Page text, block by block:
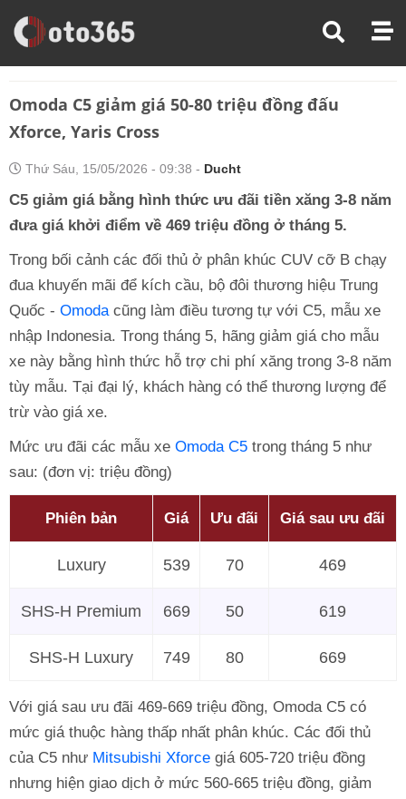
Trang Chủ
Thị Trường Xe
Omoda C5 giảm giá 50-80 triệu đồng đấu
Xforce, Yaris Cross
Thứ Sáu, 15/05/2026 - 09:38 - Ducht
C5 giảm giá bằng hình thức ưu đãi tiền xăng 3-8 năm
đưa giá khởi điểm về 469 triệu đồng ở tháng 5.
Trong bối cảnh các đối thủ ở phân khúc CUV cỡ B chạy
đua khuyến mãi để kích cầu, bộ đôi thương hiệu Trung
Quốc - Omodacũng làm điều tương tự với C5, mẫu xe
nhập Indonesia. Trong tháng 5, hãng giảm giá cho mẫu
xe này bằng hình thức hỗ trợ chi phí xăng trong 3-8 năm
tùy mẫu. Tại đại lý, khách hàng có thể thương lượng để
trừ vào giá xe.
Mức ưu đãi các mẫu xe Omoda C5 trong tháng 5 như
sau: (đơn vị: triệu đồng)
Phiên bản Giá Ưu đãi Giá sau ưu đãi
Luxury 539 70 469
SHS-H Premium 669 50 619
SHS-H Luxury 749 80 669
Với giá sau ưu đãi 469-669 triệu đồng, Omoda C5 có
mức giá thuộc hàng thấp nhất phân khúc. Các đối thủ
của C5 như Mitsubishi Xforce giá 605-720 triệu đồng
nhưng hiện giao dịch ở mức 560-665 triệu đồng, giảm